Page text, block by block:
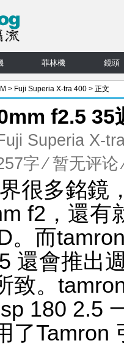
菲林機 鏡頭
> Fuji Superia X-tra 400 > 正文
f2.5 35
Superia X-
字⁄暂无评论
很多銘鏡
f2，還有
。而
還會推出
致。
180 2.5
了Tamron